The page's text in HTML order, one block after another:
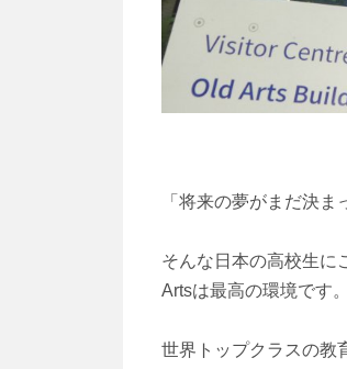
「将来の夢がまだ決
そんな日本の高校生に
Artsは最高の環境です。
世界トップクラスの教